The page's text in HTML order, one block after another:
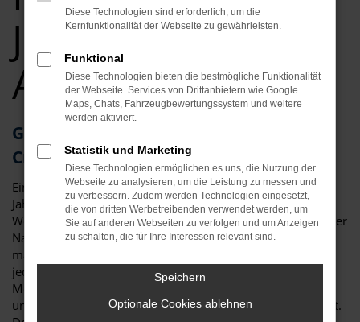
Jahreswagen Top
Angebote
Geld sparen in Ingolstadt? Ihr VW T-
Cross Jahreswagen wartet
Ein Kompromiss? Wohl kaum, denn ein VW T-Cross
Jahreswagen für Ingolstadt vereint eher das Beste aus der
Welt der Neuwagen und der Gebrauchtfahrzeuge. Wie es der
Name bereits sagt, darf der Termin der ersten Zulassung
maximal ein Jahr zurückliegen. Die Folge ist, dass nahezu
jeder VW T-Cross Jahreswagen der aktuellen
Modellgeneration entstammt und damit in puncto Extras
und Ausstattung voll und ganz einem Neuwagen entspricht.
Diese Technologien sind erforderlich, um die
Kernfunktionalität der Webseite zu gewährleisten.
Funktional
Diese Technologien bieten die bestmögliche Funktionalität
der Webseite. Services von Drittanbietern wie Google
Maps, Chats, Fahrzeugbewertungssystem und weitere
werden aktiviert.
Statistik und Marketing
Diese Technologien ermöglichen es uns, die Nutzung der
Webseite zu analysieren, um die Leistung zu messen und
zu verbessern. Zudem werden Technologien eingesetzt,
die von dritten Werbetreibenden verwendet werden, um
Sie auf anderen Webseiten zu verfolgen und um Anzeigen
zu schalten, die für Ihre Interessen relevant sind.
Speichern
Optionale Cookies ablehnen